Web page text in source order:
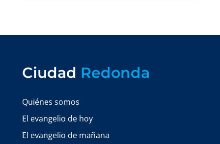
Ciudad Redonda
Quiénes somos
El evangelio de hoy
El evangelio de mañana